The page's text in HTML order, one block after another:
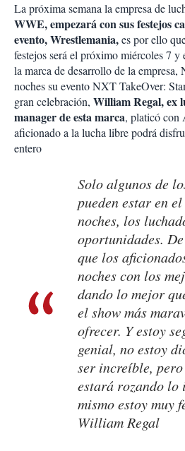
La próxima semana la empresa de
WWE, empezará con sus festejos
evento, Wrestlemania,es por ello
festejos será el próximo miércoles 7
la marca de desarrollo de la
noches su evento NXT TakeOver:
gran celebración, William Regal, ex
manager de esta marca, platicó con
aficionado a la lucha libre podrá
entero
Solo algunos de
pueden estar en
noches, los
oportunidades.
que los
noches con los
dando lo mejor
el show más
ofrecer. Y estoy
genial, no estoy
ser increíble,
estará rozando
mismo estoy muy
William Regal